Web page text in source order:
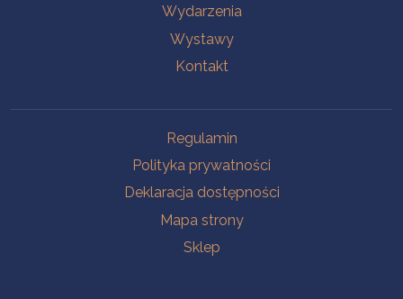
Wydarzenia
Wystawy
Kontakt
Regulamin
Polityka prywatności
Deklaracja dostępności
Mapa strony
Sklep